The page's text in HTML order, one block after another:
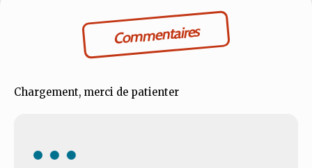
Commentaires
Chargement, merci de patienter